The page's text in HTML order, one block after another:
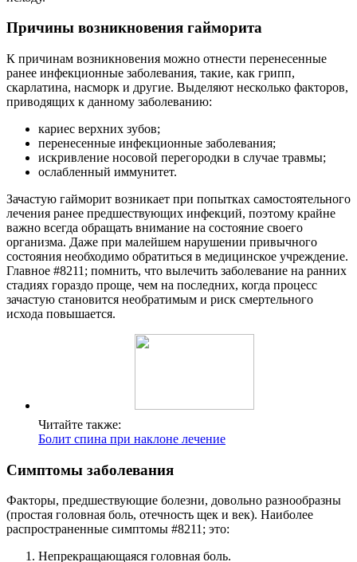
Причины возникновения гайморита
К причинам возникновения можно отнести перенесенные
ранее инфекционные заболевания, такие, как грипп,
скарлатина, насморк и другие. Выделяют несколько факторов,
приводящих к данному заболеванию:
кариес верхних зубов;
перенесенные инфекционные заболевания;
искривление носовой перегородки в случае травмы;
ослабленный иммунитет.
Зачастую гайморит возникает при попытках самостоятельного
лечения ранее предшествующих инфекций, поэтому крайне
важно всегда обращать внимание на состояние своего
организма. Даже при малейшем нарушении привычного
состояния необходимо обратиться в медицинское учреждение.
Главное #8211; помнить, что вылечить заболевание на ранних
стадиях гораздо проще, чем на последних, когда процесс
зачастую становится необратимым и риск смертельного
исхода повышается.
Читайте также:
Болит спина при наклоне лечение
Симптомы заболевания
Факторы, предшествующие болезни, довольно разнообразны
(простая головная боль, отечность щек и век). Наиболее
распространенные симптомы #8211; это:
Непрекращающаяся головная боль.